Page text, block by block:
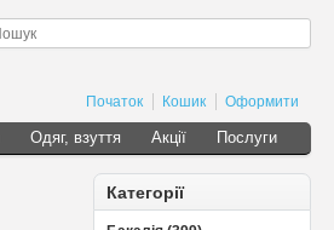
Початок Кошик Оформити
Одяг, взуття Акції Послуги
Категорії